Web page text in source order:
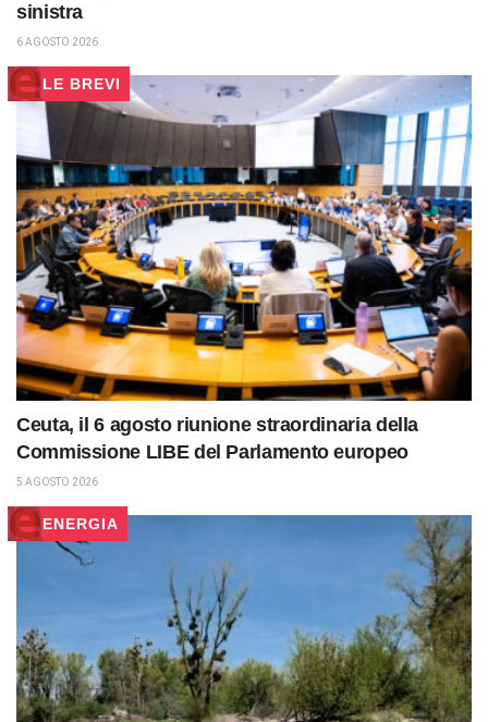
sinistra
6 AGOSTO 2026
LE BREVI
Ceuta, il 6 agosto riunione straordinaria della
Commissione LIBE del Parlamento europeo
5 AGOSTO 2026
ENERGIA